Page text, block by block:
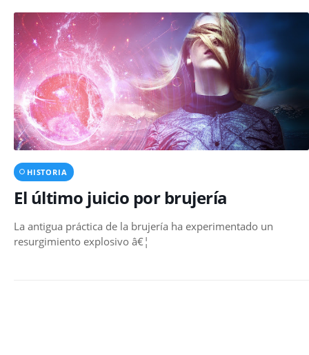
HISTORIA
El último juicio por brujería
La antigua práctica de la brujería ha experimentado un
resurgimiento explosivo â€¦